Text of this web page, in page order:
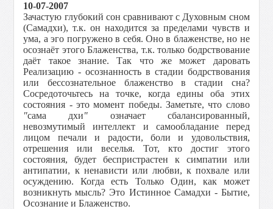
10-07-2007
Зачастую глубокий сон сравнивают с Духовным сном
(Самадхи), т.к. он находится за пределами чувств и
ума, а эго погружено в себя. Оно в блаженстве, но не
осознаёт этого Блаженства, т.к. только бодрствование
даёт такое знание. Так что же может даровать
Реализацию - осознанность в стадии бодрствования
или бессознательное блаженство в стадии сна?
Сосредоточьтесь на точке, когда едины оба этих
состояния - это момент победы. Заметьте, что слово
"сама дхи" означает сбалансированный,
невозмутимый интеллект и самообладание перед
лицом печали и радости, боли и удовольствия,
отрешения или веселья. Тот, кто достиг этого
состояния, будет беспристрастен к симпатии или
антипатии, к ненависти или любви, к похвале или
осуждению. Когда есть Только Один, как может
возникнуть мысль? Это Истинное Самадхи - Бытие,
Осознание и Блаженство.